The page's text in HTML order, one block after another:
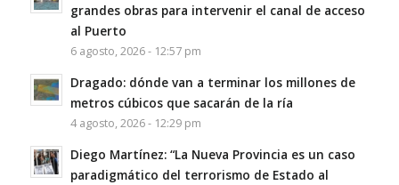
grandes obras para intervenir el canal de acceso
al Puerto
6 agosto, 2026 - 12:57 pm
Dragado: dónde van a terminar los millones de
metros cúbicos que sacarán de la ría
4 agosto, 2026 - 12:29 pm
Diego Martínez: “La Nueva Provincia es un caso
paradigmático del terrorismo de Estado al